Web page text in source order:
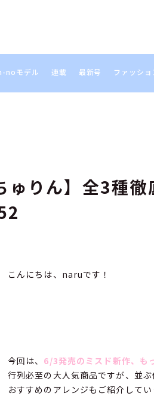
noモデル 連載 最新号 ファッショ
ゅりん】全3種
こんにちは、naruです！
今回は、 6/3発売のミスド新作、も
行列必至の大人気商品ですが、並
おすすめのアレンジもご紹介して